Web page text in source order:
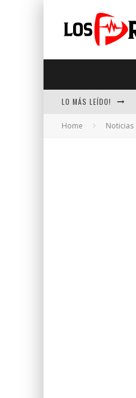
LO MÁS LEÍDO!
Home Noticias